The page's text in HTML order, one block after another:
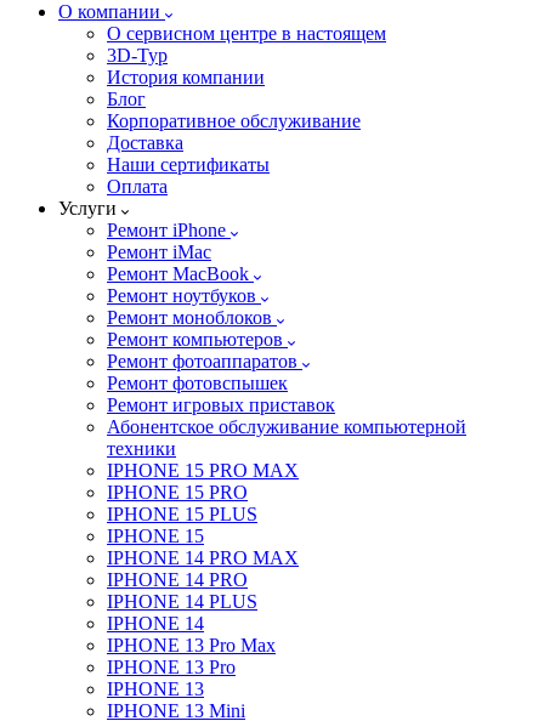
О компании
О сервисном центре в настоящем
3D-Тур
История компании
Блог
Корпоративное обслуживание
Доставка
Наши сертификаты
Оплата
Услуги
Ремонт iPhone
Ремонт iMac
Ремонт MacBook
Ремонт ноутбуков
Ремонт моноблоков
Ремонт компьютеров
Ремонт фотоаппаратов
Ремонт фотовспышек
Ремонт игровых приставок
Абонентское обслуживание компьютерной
техники
IPHONE 15 PRO MAX
IPHONE 15 PRO
IPHONE 15 PLUS
IPHONE 15
IPHONE 14 PRO MAX
IPHONE 14 PRO
IPHONE 14 PLUS
IPHONE 14
IPHONE 13 Pro Max
IPHONE 13 Pro
IPHONE 13
IPHONE 13 Mini